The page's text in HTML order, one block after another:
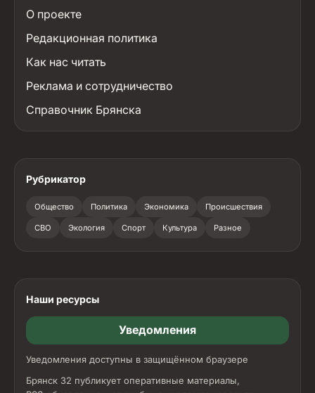
О проекте
Редакционная политика
Как нас читать
Реклама и сотрудничество
Справочник Брянска
Рубрикатор
Общество Политика Экономика Происшествия
СВО Экология Спорт Культура Разное
Наши ресурсы
Уведомления
Уведомления доступны в защищённом браузере
Брянск 32 публикует оперативные материалы,